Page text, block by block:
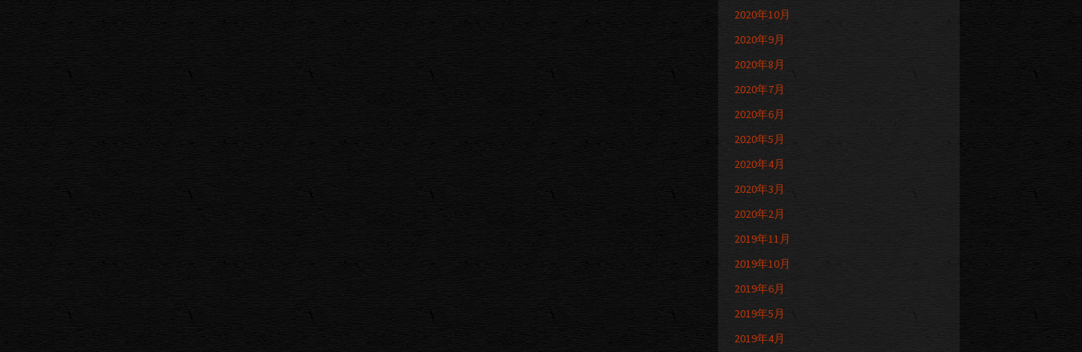
2020年10月
2020年9月
2020年8月
2020年7月
2020年6月
2020年5月
2020年4月
2020年3月
2020年2月
2019年11月
2019年10月
2019年6月
2019年5月
2019年4月